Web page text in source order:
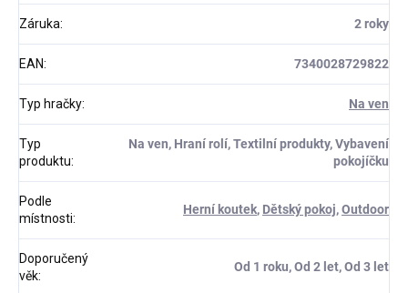
Záruka: 2 roky
EAN: 7340028729822
Typ hračky: Na ven
Typ
produktu:
Na ven, Hraní rolí, Textilní produkty, Vybavení
pokojíčku
Podle
místnosti:
Herní koutek, Dětský pokoj,Outdoor
Doporučený
věk:
Od 1 roku, Od 2 let, Od 3 let